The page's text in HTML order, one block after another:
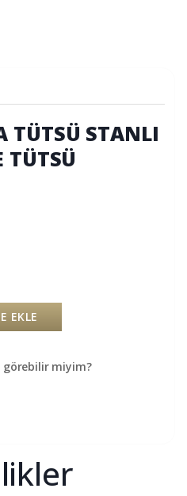
TÜTSÜ STANLI
TÜTSÜ
EKLE
görebilir miyim?